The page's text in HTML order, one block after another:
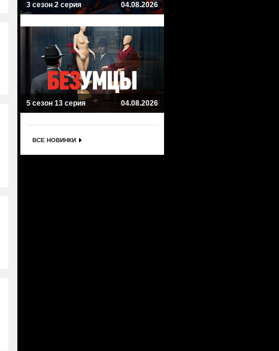
3 сезон 2 серия 04.08.2026
5 сезон 13 серия 04.08.2026
ВСЕ НОВИНКИ